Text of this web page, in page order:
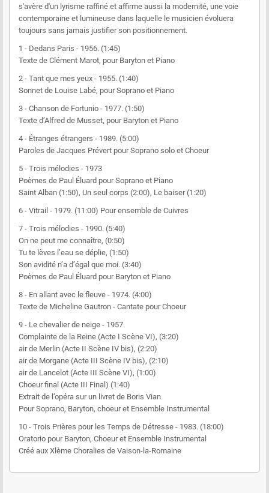
s'avère d'un lyrisme raffiné et affirme aussi la modernité, une voie
contemporaine et lumineuse dans laquelle le musicien évoluera
toujours sans jamais justifier son positionnement.
1 - Dedans Paris - 1956. (1:45)
Texte de Clément Marot, pour Baryton et Piano
2 - Tant que mes yeux - 1955. (1:40)
Sonnet de Louise Labé, pour Soprano et Piano
3 - Chanson de Fortunio - 1977. (1:50)
Texte d’Alfred de Musset, pour Baryton et Piano
4 - Étranges étrangers - 1989. (5:00)
Paroles de Jacques Prévert pour Soprano solo et Choeur
5 - Trois mélodies - 1973
Poèmes de Paul Éluard pour Soprano et Piano
Saint Alban (1:50), Un seul corps (2:00), Le baiser (1:20)
6 - Vitrail - 1979. (11:00) Pour ensemble de Cuivres
7 - Trois mélodies - 1990. (5:40)
On ne peut me connaître, (0:50)
Tu te lèves l’eau se déplie, (1:50)
Son avidité n’a d’égal que moi. (3:40)
Poèmes de Paul Éluard pour Baryton et Piano
8 - En allant avec le fleuve - 1974. (4:00)
Texte de Micheline Gautron - Cantate pour Choeur
9 - Le chevalier de neige - 1957.
Complainte de la Reine (Acte I Scène VI), (3:20)
air de Merlin (Acte II Scène IV bis), (2:20)
air de Morgane (Acte III Scène IV bis), (2:10)
air de Lancelot (Acte III Scène VI), (1:00)
Choeur final (Acte III Final) (1:40)
Extrait de l’opéra sur un livret de Boris Vian
Pour Soprano, Baryton, choeur et Ensemble Instrumental
10 - Trois Prières pour les Temps de Détresse - 1983. (18:00)
Oratorio pour Baryton, Choeur et Ensemble Instrumental
Créé aux Xlème Choralies de Vaison-la-Romaine